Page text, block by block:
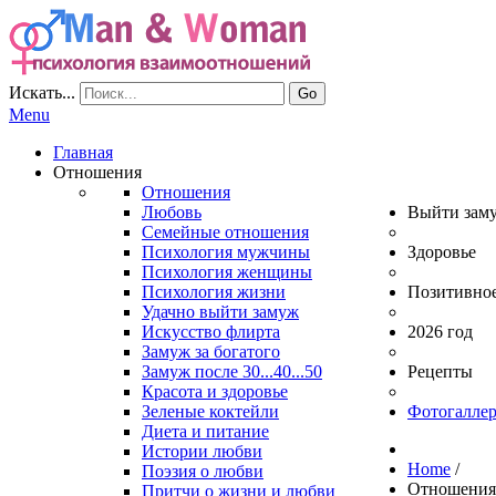
Искать... Go
Menu
Главная
Отношения
Отношения
Любовь
Семейные отношения
Психология мужчины
Психология женщины
Психология жизни
Выйти
Удачно выйти замуж
Искусство флирта
Замуж за богатого
Замуж после 30...40...50
Здоровье
Красота и здоровье
Зеленые коктейли
Диета и питание
Истории любви
Поэзия о любви
Притчи о жизни и любви
2026 год
Рецепты
Home /
Отношения